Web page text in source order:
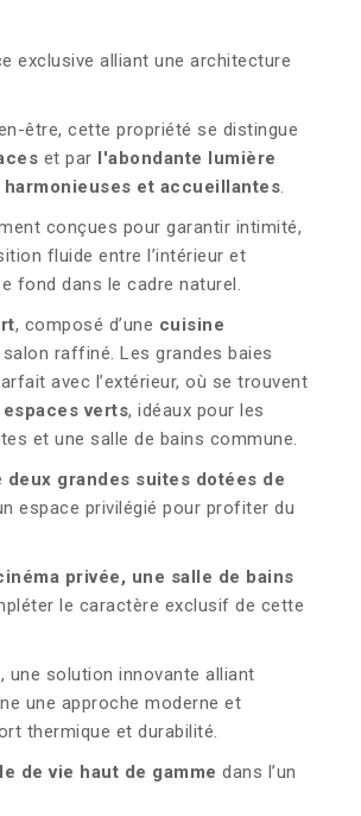
exclusive alliant une architecture
être, cette propriété se distingue
et par l'abondante lumière
et accueillantes.
conçues pour garantir intimité,
fluide entre l’intérieur et
fond dans le cadre naturel.
, composé d’une cuisine
salon raffiné. Les grandes baies
avec l’extérieur, où se trouvent
verts, idéaux pour les
et une salle de bains commune.
deux grandes suites dotées de
espace privilégié pour profiter du
privée, une salle de bains
le caractère exclusif de cette
une solution innovante alliant
une approche moderne et
thermique et durabilité.
de vie haut de gamme dans l’un